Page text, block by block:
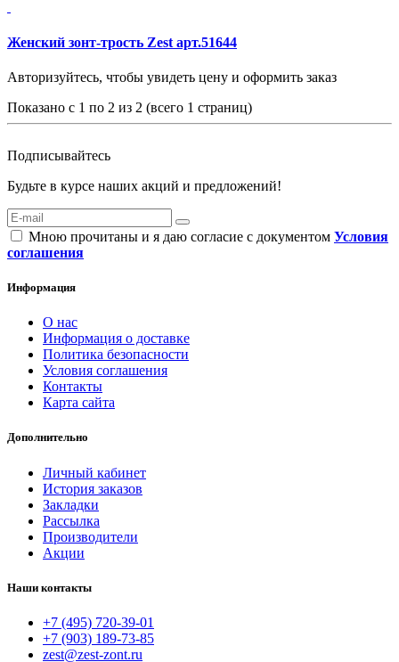
Женский зонт-трость Zest арт.51644
Авторизуйтесь, чтобы увидеть цену и оформить заказ
Показано с 1 по 2 из 2 (всего 1 страниц)
Подписывайтесь
Будьте в курсе наших акций и предложений!
Мною прочитаны и я даю согласие с документом Условия
соглашения
Информация
О нас
Информация о доставке
Политика безопасности
Условия соглашения
Контакты
Карта сайта
Дополнительно
Личный кабинет
История заказов
Закладки
Рассылка
Производители
Акции
Наши контакты
+7 (495) 720-39-01
+7 (903) 189-73-85
zest@zest-zont.ru